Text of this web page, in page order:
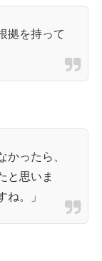
拠を持って
かったら、
と思いま
ね。」